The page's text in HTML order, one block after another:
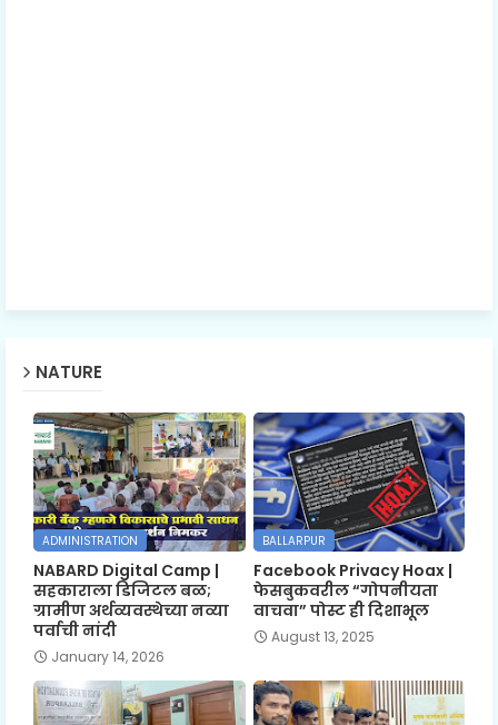
NATURE
ADMINISTRATION
NABARD Digital Camp |
सहकाराला डिजिटल बळ;
ग्रामीण अर्थव्यवस्थेच्या नव्या
पर्वाची नांदी
January 14, 2026
BALLARPUR
Facebook Privacy Hoax |
फेसबुकवरील “गोपनीयता
वाचवा” पोस्ट ही दिशाभूल
August 13, 2025